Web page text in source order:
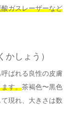
ガスレーザーなど
しょう）
ばれる良性の皮膚
す。茶褐色〜黒色
現れ、大きさは数